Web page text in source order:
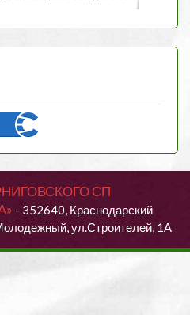
СП
- 352640, Краснодарский
ул.Строителей, 1А